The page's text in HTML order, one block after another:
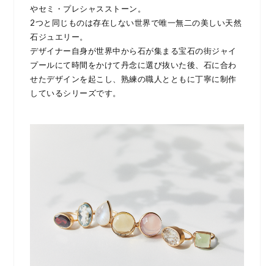
やセミ・プレシャスストーン。
2つと同じものは存在しない世界で唯一無二の美しい天然
石ジュエリー。
デザイナー自身が世界中から石が集まる宝石の街ジャイ
プールにて時間をかけて丹念に選び抜いた後、石に合わ
せたデザインを起こし、熟練の職人とともに丁寧に制作
しているシリーズです。